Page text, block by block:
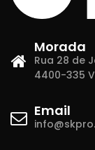
Morada
Rua 28 de
4400-335
Email